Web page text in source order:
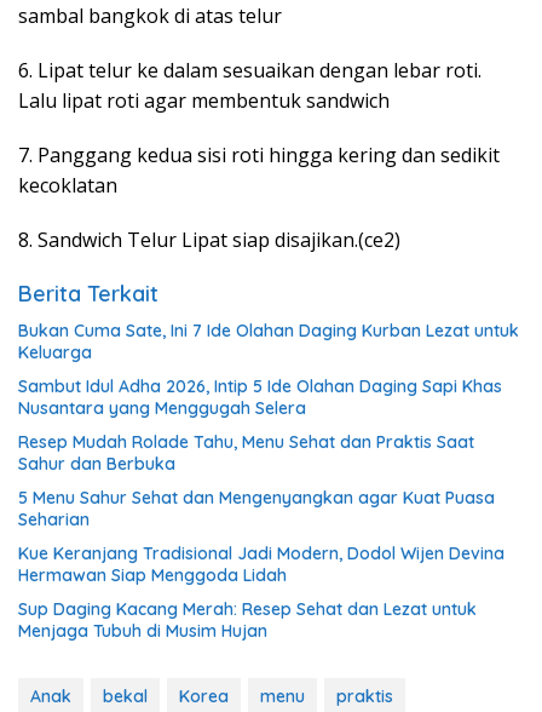
sambal bangkok di atas telur
6. Lipat telur ke dalam sesuaikan dengan lebar roti.
Lalu lipat roti agar membentuk sandwich
7. Panggang kedua sisi roti hingga kering dan sedikit
kecoklatan
8. Sandwich Telur Lipat siap disajikan.(ce2)
Berita Terkait
Bukan Cuma Sate, Ini 7 Ide Olahan Daging Kurban Lezat untuk
Keluarga
Sambut Idul Adha 2026, Intip 5 Ide Olahan Daging Sapi Khas
Nusantara yang Menggugah Selera
Resep Mudah Rolade Tahu, Menu Sehat dan Praktis Saat
Sahur dan Berbuka
5 Menu Sahur Sehat dan Mengenyangkan agar Kuat Puasa
Seharian
Kue Keranjang Tradisional Jadi Modern, Dodol Wijen Devina
Hermawan Siap Menggoda Lidah
Sup Daging Kacang Merah: Resep Sehat dan Lezat untuk
Menjaga Tubuh di Musim Hujan
Anak bekal Korea menu praktis